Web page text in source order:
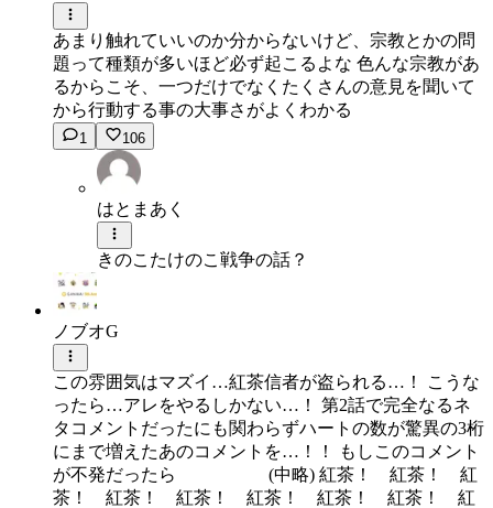
あまり触れていいのか分からないけど、宗教とかの問
題って種類が多いほど必ず起こるよな 色んな宗教があ
るからこそ、一つだけでなくたくさんの意見を聞いて
から行動する事の大事さがよくわかる
1 106
はとまあく
きのこたけのこ戦争の話？
ノブオG
この雰囲気はマズイ…紅茶信者が盗られる…！ こうな
ったら…アレをやるしかない…！ 第2話で完全なるネ
タコメントだったにも関わらずハートの数が驚異の3桁
にまで増えたあのコメントを…！！ もしこのコメント
が不発だったら (中略) 紅茶！ 紅茶！ 紅
茶！ 紅茶！ 紅茶！ 紅茶！ 紅茶！ 紅茶！ 紅